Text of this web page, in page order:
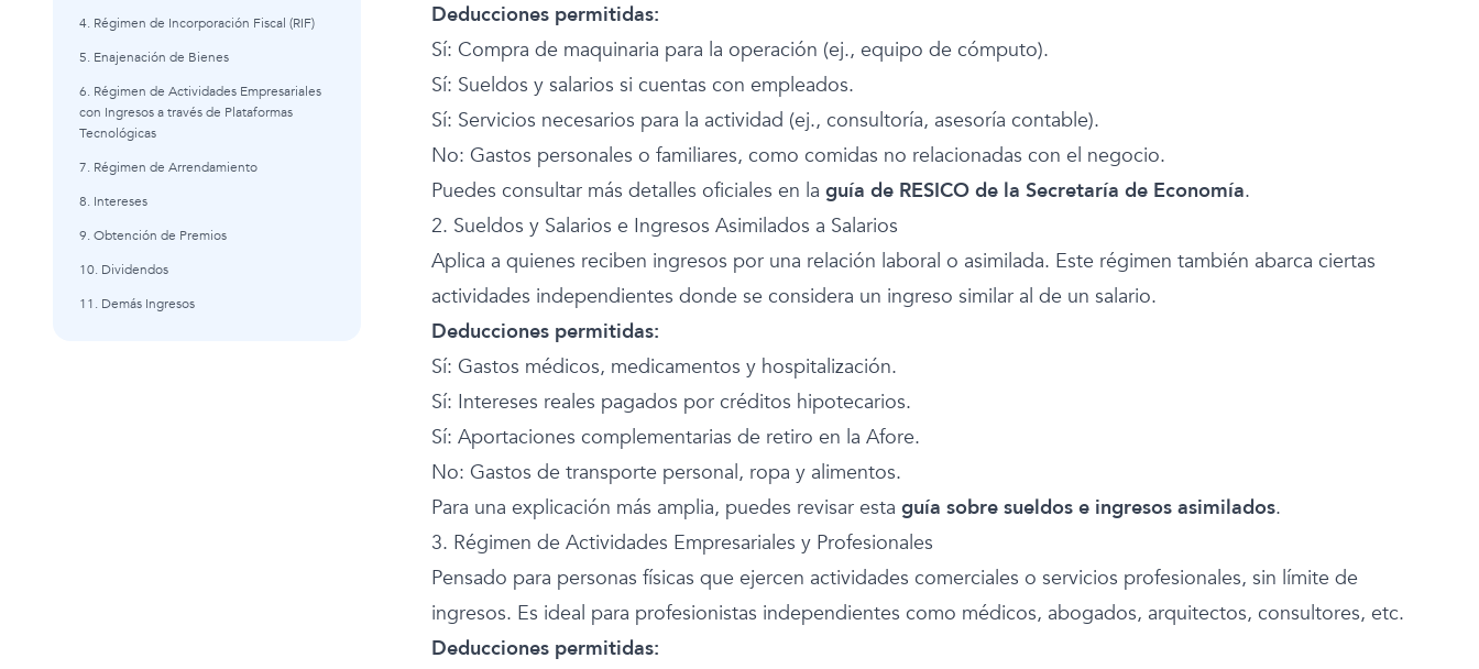
4. Régimen de Incorporación Fiscal (RIF)
5. Enajenación de Bienes
6. Régimen de Actividades Empresariales
con Ingresos a través de Plataformas
Tecnológicas
7. Régimen de Arrendamiento
8. Intereses
9. Obtención de Premios
10. Dividendos
11. Demás Ingresos
Deducciones permitidas:
Sí: Compra de maquinaria para la operación (ej., equipo de cómputo).
Sí: Sueldos y salarios si cuentas con empleados.
Sí: Servicios necesarios para la actividad (ej., consultoría, asesoría contable).
No: Gastos personales o familiares, como comidas no relacionadas con el negocio.
Puedes consultar más detalles oficiales en la guía de RESICO de la Secretaría de Economía.
2. Sueldos y Salarios e Ingresos Asimilados a Salarios
Aplica a quienes reciben ingresos por una relación laboral o asimilada. Este régimen también abarca ciertas
actividades independientes donde se considera un ingreso similar al de un salario.
Deducciones permitidas:
Sí: Gastos médicos, medicamentos y hospitalización.
Sí: Intereses reales pagados por créditos hipotecarios.
Sí: Aportaciones complementarias de retiro en la Afore.
No: Gastos de transporte personal, ropa y alimentos.
Para una explicación más amplia, puedes revisar esta guía sobre sueldos e ingresos asimilados.
3. Régimen de Actividades Empresariales y Profesionales
Pensado para personas físicas que ejercen actividades comerciales o servicios profesionales, sin límite de
ingresos. Es ideal para profesionistas independientes como médicos, abogados, arquitectos, consultores, etc.
Deducciones permitidas: